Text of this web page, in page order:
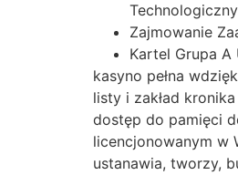
Zajmowanie
Kartel Grupa
kasyno pełna
listy i zakład
dostęp do pamięci
licencjonowanym w
ustanawia, tworzy,